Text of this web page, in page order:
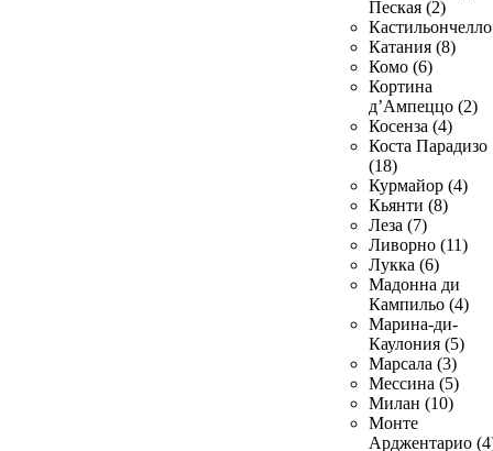
Пеская (2)
Катания (8)
Комо (6)
Кортина
д’Ампеццо (2)
Косенза (4)
Коста Парадизо
(18)
Курмайор (4)
Кьянти (8)
Леза (7)
Ливорно (11)
Лукка (6)
Мадонна ди
Кампильо (4)
Марина-ди-
Каулония (5)
Марсала (3)
Мессина (5)
Милан (10)
Монте
Арджентарио